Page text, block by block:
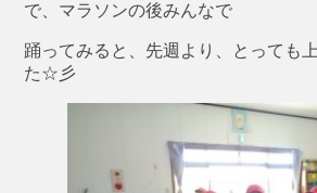
で、マラソンの後みんなで
踊ってみると、先週より、とっても
た☆彡